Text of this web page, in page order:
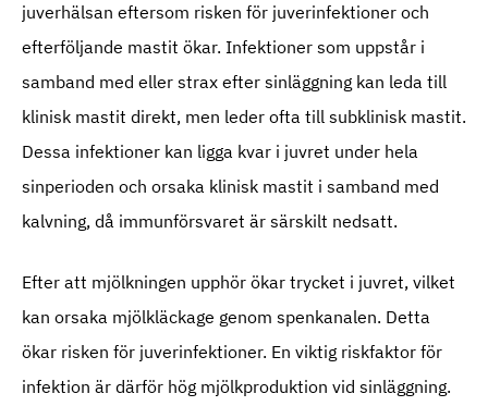
juverhälsan eftersom risken för juverinfektioner och
efterföljande mastit ökar. Infektioner som uppstår i
samband med eller strax efter sinläggning kan leda till
klinisk mastit direkt, men leder ofta till subklinisk mastit.
Dessa infektioner kan ligga kvar i juvret under hela
sinperioden och orsaka klinisk mastit i samband med
kalvning, då immunförsvaret är särskilt nedsatt.
Efter att mjölkningen upphör ökar trycket i juvret, vilket
kan orsaka mjölkläckage genom spenkanalen. Detta
ökar risken för juverinfektioner. En viktig riskfaktor för
infektion är därför hög mjölkproduktion vid sinläggning.